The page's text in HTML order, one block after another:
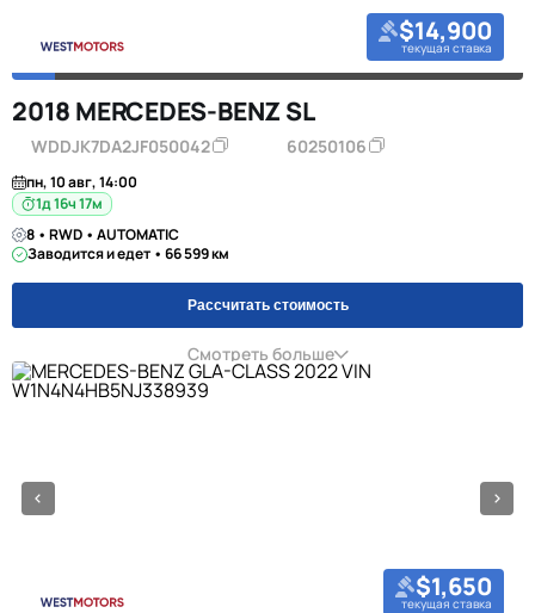
$14,900
текущая ставка
2018 MERCEDES-BENZ SL
WDDJK7DA2JF050042 60250106
пн, 10 авг, 14:00
1д 16ч 17м
8 • RWD • AUTOMATIC
Заводится и едет • 66 599 км
Рассчитать стоимость
Смотреть больше
$1,650
текущая ставка